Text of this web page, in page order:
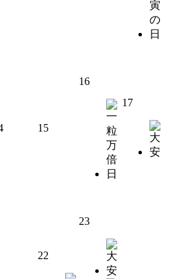
15
16
17
22
23